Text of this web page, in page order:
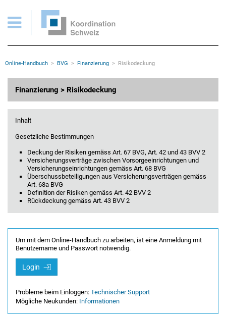
Wichtige Seiten
Home
Inhalt
Sitemap
Rootline Navigation
Online-Handbuch BVG Finanzierung Risikodeckung
Finanzierung > Risikodeckung
Inhalt
Gesetzliche Bestimmungen
Deckung der Risiken gemäss Art. 67 BVG, Art. 42 und 43 BVV 2
Versicherungsverträge zwischen Vorsorgeeinrichtungen und
Versicherungseinrichtungen gemäss Art. 68 BVG
Überschussbeteiligungen aus Versicherungsverträgen gemäss
Art. 68a BVG
Definition der Risiken gemäss Art. 42 BVV 2
Rückdeckung gemäss Art. 43 BVV 2
Um mit dem Online-Handbuch zu arbeiten, ist eine Anmeldung mit
Benutzername und Passwort notwendig.
Login
Probleme beim Einloggen: Technischer Support
Mögliche Neukunden: Informationen